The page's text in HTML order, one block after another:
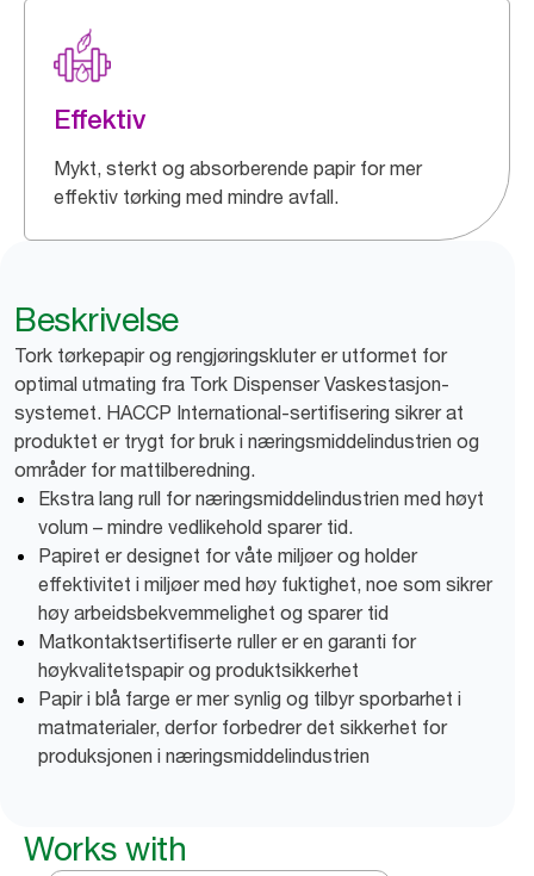
Effektiv
Mykt, sterkt og absorberende papir for mer
effektiv tørking med mindre avfall.
Beskrivelse
Tork tørkepapir og rengjøringskluter er utformet for
optimal utmating fra Tork Dispenser Vaskestasjon-
systemet. HACCP International-sertifisering sikrer at
produktet er trygt for bruk i næringsmiddelindustrien og
områder for mattilberedning.
Ekstra lang rull for næringsmiddelindustrien med høyt
volum – mindre vedlikehold sparer tid.
Papiret er designet for våte miljøer og holder
effektivitet i miljøer med høy fuktighet, noe som sikrer
høy arbeidsbekvemmelighet og sparer tid
Matkontaktsertifiserte ruller er en garanti for
høykvalitetspapir og produktsikkerhet
Papir i blå farge er mer synlig og tilbyr sporbarhet i
matmaterialer, derfor forbedrer det sikkerhet for
produksjonen i næringsmiddelindustrien
Works with